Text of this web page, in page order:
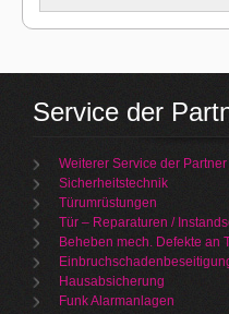
Service der
Weiterer Service der Partner
Sicherheitstechnik
Türumrüstungen
Tür – Reparaturen /
Beheben mech. Defekte an
Hausabsicherung
Funk Alarmanlagen